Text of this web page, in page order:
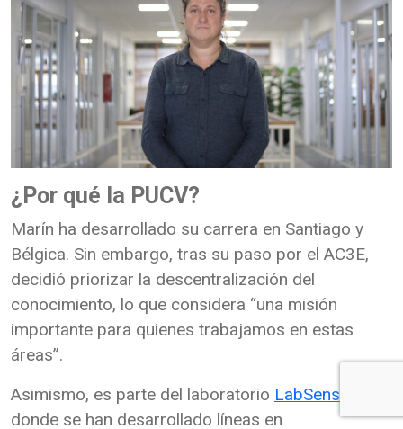
¿Por qué la PUCV?
Marín ha desarrollado su carrera en Santiago y
Bélgica. Sin embargo, tras su paso por el AC3E,
decidió priorizar la descentralización del
conocimiento, lo que considera “una misión
importante para quienes trabajamos en estas
áreas”.
Asimismo, es parte del laboratorio LabSens EIE
donde se han desarrollado líneas en